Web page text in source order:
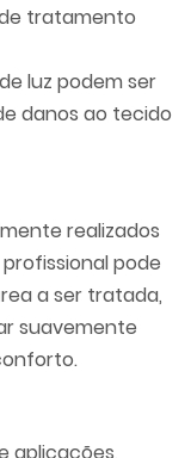
tratamento
luz podem ser
danos ao tecido
realizados
pode
a ser tratada,
suavemente